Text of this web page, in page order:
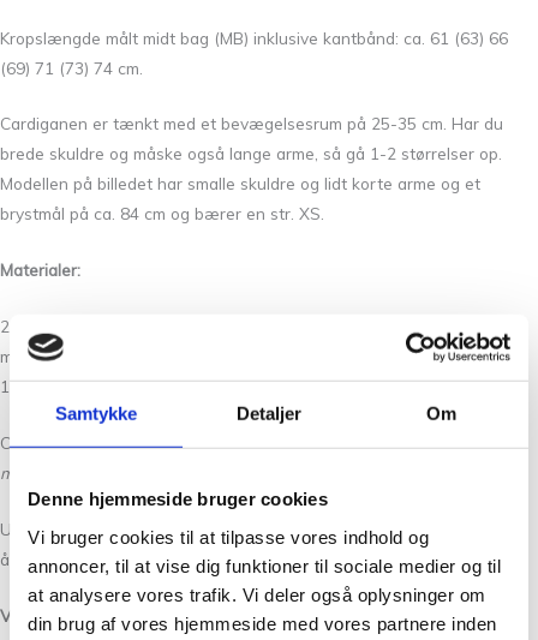
Samtykke Detaljer Om
Denne hjemmeside bruger cookies
Vi bruger cookies til at tilpasse vores indhold og
annoncer, til at vise dig funktioner til sociale medier og til
at analysere vores trafik. Vi deler også oplysninger om
din brug af vores hjemmeside med vores partnere inden
Kropslængde målt midt bag (MB) inklusive kantbånd: ca. 61 (63) 66
(69) 71 (73) 74 cm.
Cardiganen er tænkt med et bevægelsesrum på 25-35 cm. Har du
brede skuldre og måske også lange arme, så gå 1-2 størrelser op.
Modellen på billedet har smalle skuldre og lidt korte arme og et
brystmål på ca. 84 cm og bærer en str. XS.
Materialer:
200 (200) 200 (250) 250 (300) 350 g Alpaca 1 fra Isager Garn (400
m/50 g)
200 (200) 250 (250) 300 (350) 400 g Trio
1, fra Isager Garn (350 m/50 g).
Cardiganen på billedet er strikket i Alpaca 1 i farve 0
med
Udover garn skal du bruge 6 maskemarkører – hvoraf 2 skal kunne
åbnes som sikkerhedsnåle.
Vejledende pinde: